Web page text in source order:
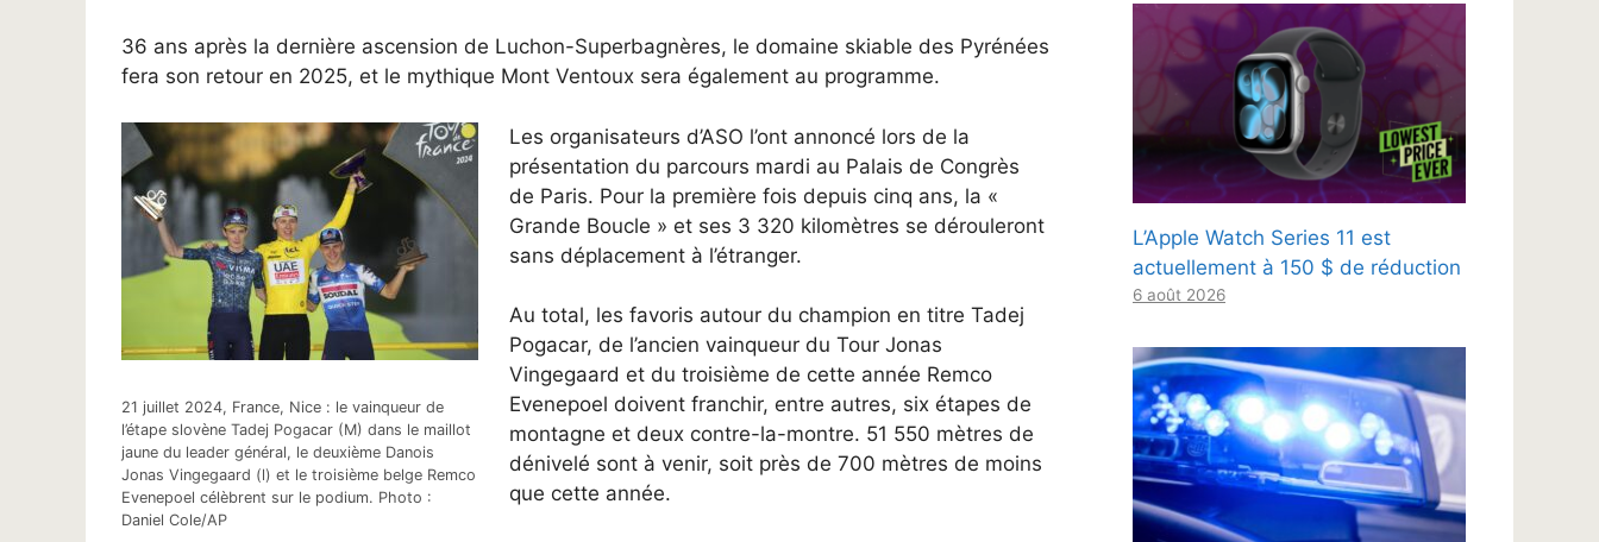
36 ans après la dernière ascension de Luchon-Superbagnères, le domaine skiable des Pyrénées
fera son retour en 2025, et le mythique Mont Ventoux sera également au programme.
21 juillet 2024, France, Nice : le vainqueur de
l’étape slovène Tadej Pogacar (M) dans le maillot
jaune du leader général, le deuxième Danois
Jonas Vingegaard (l) et le troisième belge Remco
Evenepoel célèbrent sur le podium. Photo :
Daniel Cole/AP
Les organisateurs d’ASO l’ont annoncé lors de la
présentation du parcours mardi au Palais de Congrès
de Paris. Pour la première fois depuis cinq ans, la «
Grande Boucle » et ses 3 320 kilomètres se dérouleront
sans déplacement à l’étranger.
Au total, les favoris autour du champion en titre Tadej
Pogacar, de l’ancien vainqueur du Tour Jonas
Vingegaard et du troisième de cette année Remco
Evenepoel doivent franchir, entre autres, six étapes de
montagne et deux contre-la-montre. 51 550 mètres de
dénivelé sont à venir, soit près de 700 mètres de moins
que cette année.
L’Apple Watch Series 11 est
actuellement à 150 $ de réduction
6 août 2026